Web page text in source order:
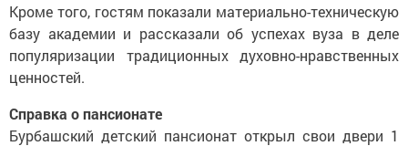
Кроме того, гостям показали материально-техническую
базу академии и рассказали об успехах вуза в деле
популяризации традиционных духовно-нравственных
ценностей.
Справка о пансионате
Бурбашский детский пансионат открыл свои двери 1